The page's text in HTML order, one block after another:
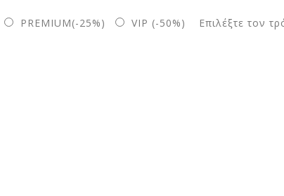
PREMIUM(-25%) VIP (-50%)
Επιλέξτε τον